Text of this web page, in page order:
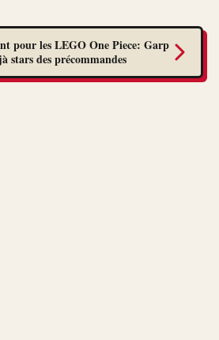
pour les LEGO One Piece: Garp
stars des précommandes